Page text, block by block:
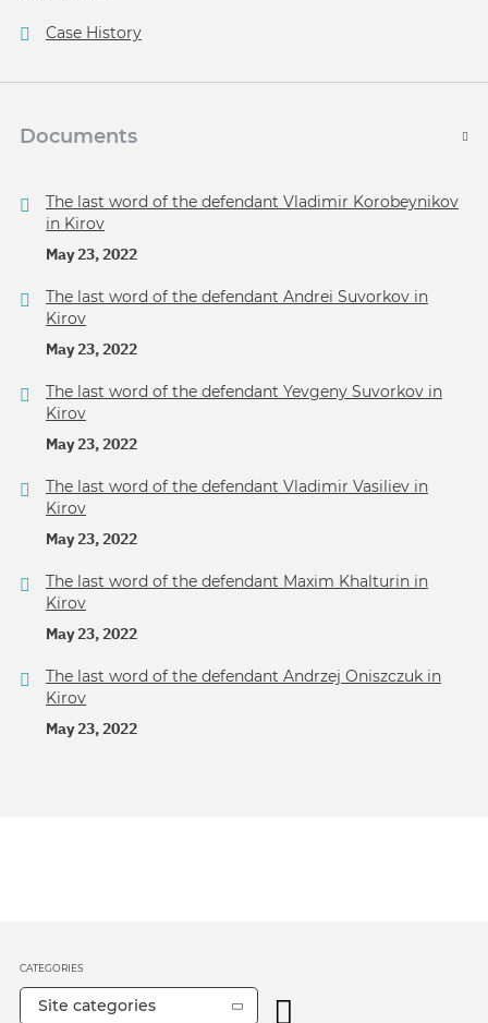
Case History
Documents
The last word of the defendant Vladimir Korobeynikov
in Kirov
May 23, 2022
The last word of the defendant Andrei Suvorkov in
Kirov
May 23, 2022
The last word of the defendant Yevgeny Suvorkov in
Kirov
May 23, 2022
The last word of the defendant Vladimir Vasiliev in
Kirov
May 23, 2022
The last word of the defendant Maxim Khalturin in
Kirov
May 23, 2022
The last word of the defendant Andrzej Oniszczuk in
Kirov
May 23, 2022
CATEGORIES
Site categories